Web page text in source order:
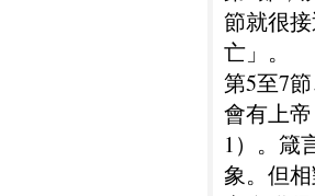
節就很
亡」。
第5至7
會有上
1）。箴
象。但